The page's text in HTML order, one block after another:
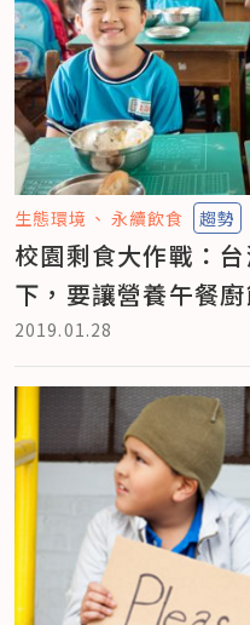
生態環境 永續飲食 趨勢
校園剩食大作戰：
下，要讓營養午餐
2019.01.28